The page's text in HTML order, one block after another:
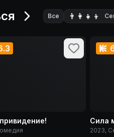
Все 👨‍👩‍👧‍👦
Сила
2023,